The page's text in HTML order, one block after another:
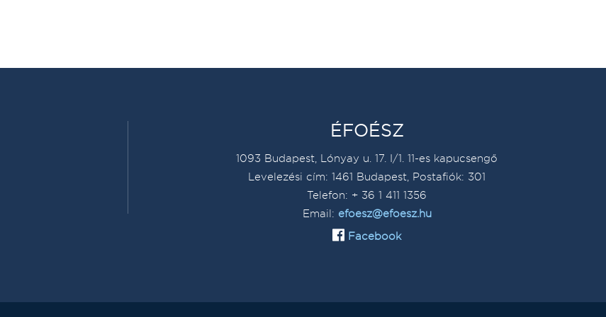
ÉFOÉSZ
1093 Budapest, Lónyay u. 17. I/1. 11-es kapucsengő
Levelezési cím: 1461 Budapest, Postafiók: 301
Telefon: + 36 1 411 1356
Email: efoesz@efoesz.hu
Facebook